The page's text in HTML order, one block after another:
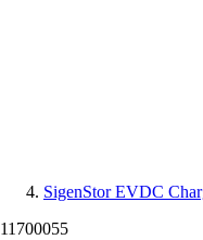
SigenStor EVDC
11700055